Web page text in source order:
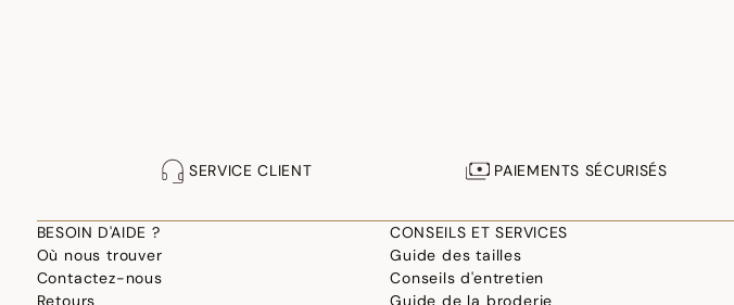
SERVICE CLIENT PAIEMENTS SÉCURISÉS
BESOIN D'AIDE ?
Où nous trouver
Contactez-nous
Retours
CONSEILS ET SERVICES
Guide des tailles
Conseils d'entretien
Guide de la broderie